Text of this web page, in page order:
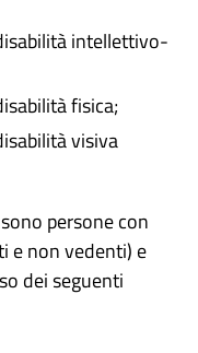
intellettivo-
fisica;
visiva
persone con
e non vedenti) e
dei seguenti